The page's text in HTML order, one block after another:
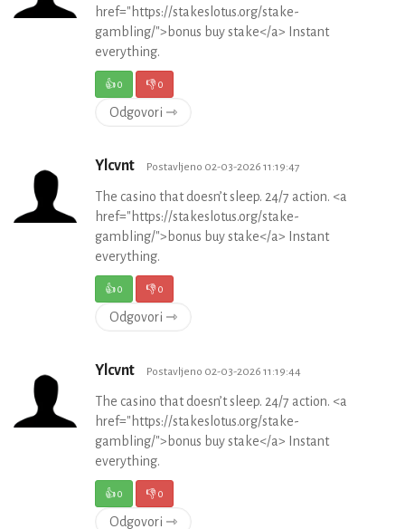
href="https://stakeslotus.org/stake-
gambling/">bonus buy stake</a> Instant
everything.
👍0 👎0
Odgovori ⇾
Ylcvnt Postavljeno 02-03-2026 11:19:47
The casino that doesn’t sleep. 24/7 action. <a
href="https://stakeslotus.org/stake-
gambling/">bonus buy stake</a> Instant
everything.
👍0 👎0
Odgovori ⇾
Ylcvnt Postavljeno 02-03-2026 11:19:44
The casino that doesn’t sleep. 24/7 action. <a
href="https://stakeslotus.org/stake-
gambling/">bonus buy stake</a> Instant
everything.
👍0 👎0
Odgovori ⇾